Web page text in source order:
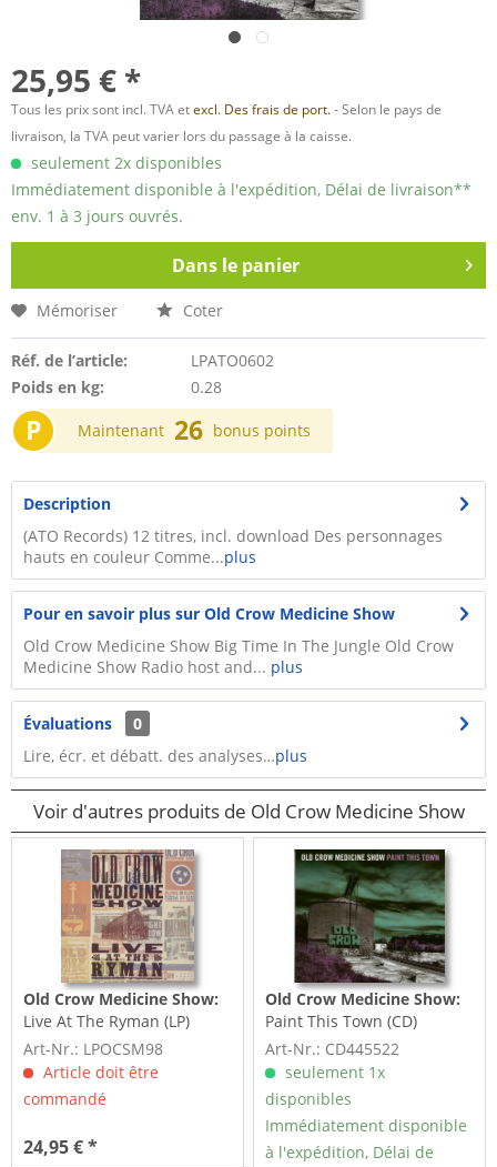
25,95 € *
Tous les prix sont incl. TVA etexcl. Des frais de port.- Selon le pays de
livraison, la TVA peut varier lors du passage à la caisse.
seulement 2x disponibles
Immédiatement disponible à l'expédition, Délai de livraison**
env. 1 à 3 jours ouvrés.
Dans le panier
Mémoriser Coter
Réf. de l’article:
LPATO0602
Poids en kg:
0.28
P Maintenant 26 bonus points
Description
(ATO Records) 12 titres, incl. download Des personnages
hauts en couleur Comme...plus
Pour en savoir plus sur Old Crow Medicine Show
Old Crow Medicine Show Big Time In The Jungle Old Crow
Medicine Show Radio host and... plus
Évaluations
0
Lire, écr. et débatt. des analyses…plus
Voir d'autres produits de Old Crow Medicine Show
Old Crow Medicine Show:
Live At The Ryman (LP)
Art-Nr.: LPOCSM98
Article doit être
commandé
24,95 € *
Old Crow Medicine Show:
Paint This Town (CD)
Art-Nr.: CD445522
seulement 1x
disponibles
Immédiatement disponible
à l'expédition, Délai de